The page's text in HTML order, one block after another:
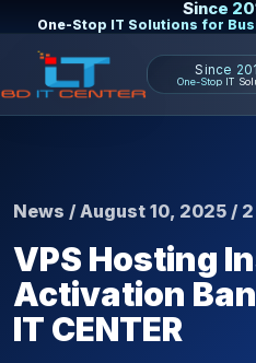
Since
One-Stop IT Solutions for
Since
One-Stop IT
News / August 10, 2025 /
VPS Hosting
Activation
IT CENTER